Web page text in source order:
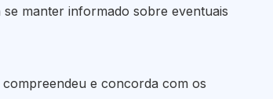
manter informado sobre eventuais
e concorda com os